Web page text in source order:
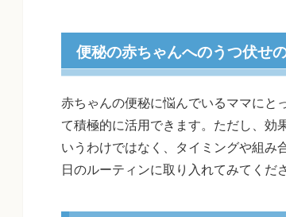
便秘の赤ちゃんへのうつ伏せ
赤ちゃんの便秘に悩んでいるママにと
て積極的に活用できます。ただし、効
いうわけではなく、タイミングや組み
日のルーティンに取り入れてみてくださ